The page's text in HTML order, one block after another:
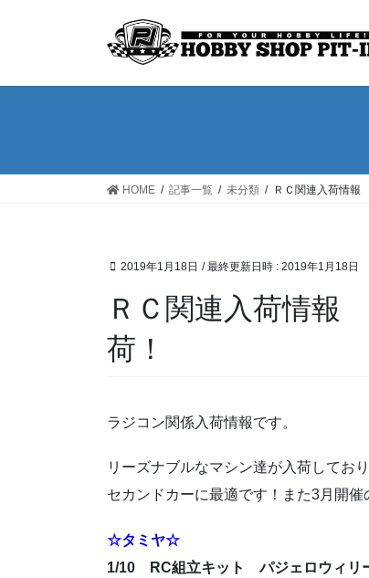
HOME 記事一覧 未分類 ＲＣ関連入荷情報
2019年1月18日 / 最終更新日時 : 2019年1月18日
ＲＣ関連入荷情報
荷！
ラジコン関係入荷情報です。
リーズナブルなマシン達が入荷しており
セカンドカーに最適です！また3月開催
☆タミヤ☆
1/10 RC組立キット パジェロウィリ